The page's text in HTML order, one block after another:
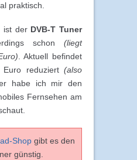
praktisch.
ist der DVB-T Tuner
schon (liegt
. Aktuell befindet
reduziert (also
habe ich mir den
Fernsehen am
Shop gibt es den
günstig.